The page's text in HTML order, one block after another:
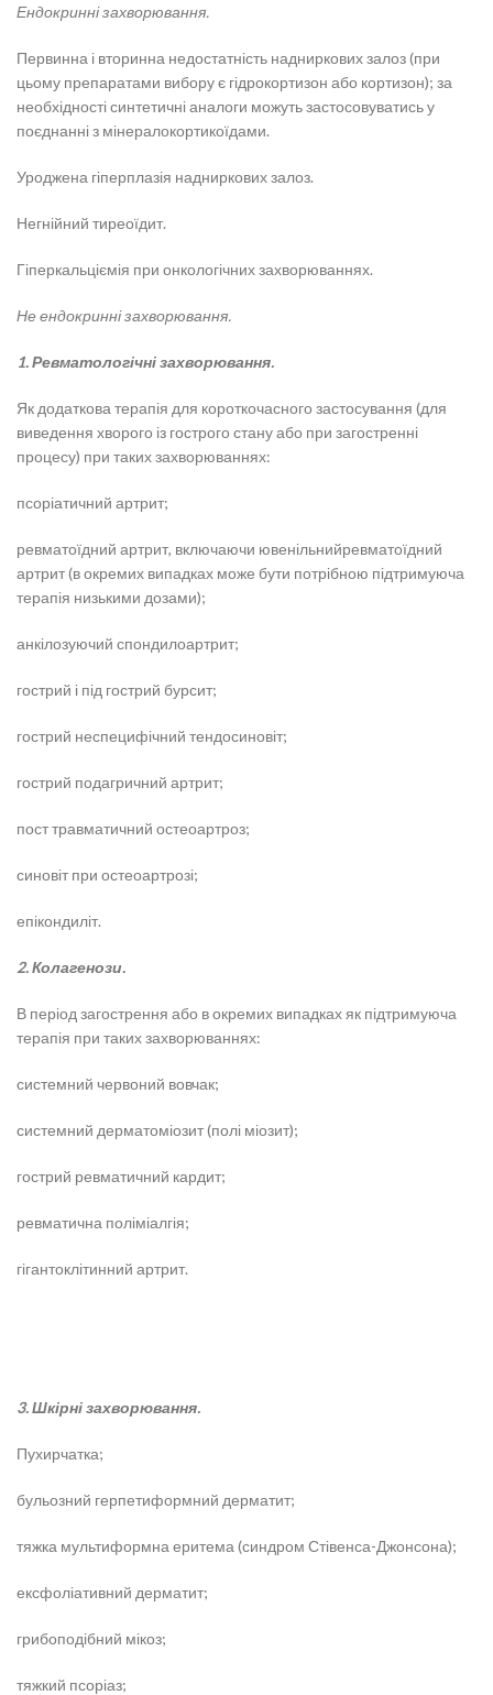
Ендокринні захворювання.
Первинна і вторинна недостатність надниркових залоз (при
цьому препаратами вибору є гідрокортизон або кортизон); за
необхідності синтетичні аналоги можуть застосовуватись у
поєднанні з мінералокортикоїдами.
Уроджена гіперплазія надниркових залоз.
Негнійний тиреоїдит.
Гіперкальціємія при онкологічних захворюваннях.
Не ендокринні захворювання.
1. Ревматологічні захворювання.
Як додаткова терапія для короткочасного застосування (для
виведення хворого із гострого стану або при загостренні
процесу) при таких захворюваннях:
псоріатичний артрит;
ревматоїдний артрит, включаючи ювенільнийревматоїдний
артрит (в окремих випадках може бути потрібною підтримуюча
терапія низькими дозами);
анкілозуючий спондилоартрит;
гострий і під гострий бурсит;
гострий неспецифічний тендосиновіт;
гострий подагричний артрит;
пост травматичний остеоартроз;
синовіт при остеоартрозі;
епікондиліт.
2. Колагенози.
В період загострення або в окремих випадках як підтримуюча
терапія при таких захворюваннях:
системний червоний вовчак;
системний дерматоміозит (полі міозит);
гострий ревматичний кардит;
ревматична поліміалгія;
гігантоклітинний артрит.
3. Шкірні захворювання.
Пухирчатка;
бульозний герпетиформний дерматит;
тяжка мультиформна еритема (синдром Стівенса-Джонсона);
ексфоліативний дерматит;
грибоподібний мікоз;
тяжкий псоріаз;